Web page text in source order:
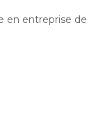
en entreprise de